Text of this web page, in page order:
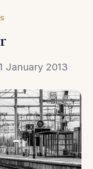
January 2013